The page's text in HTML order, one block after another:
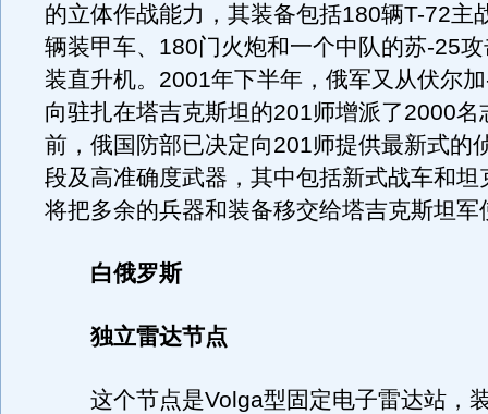
的立体作战能力，其装备包括180辆T-72主
辆装甲车、180门火炮和一个中队的苏-25
装直升机。2001年下半年，俄军又从伏尔
向驻扎在塔吉克斯坦的201师增派了2000名
前，俄国防部已决定向201师提供最新式的
段及高准确度武器，其中包括新式战车和坦
将把多余的兵器和装备移交给塔吉克斯坦军
白俄罗斯
独立雷达节点
这个节点是Volga型固定电子雷达站，